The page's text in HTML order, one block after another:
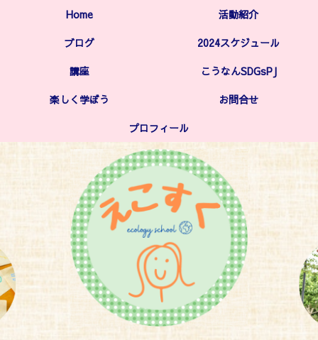
Home
活動紹介
ブログ
2024スケジュール
講座
こうなんSDGsPJ
楽しく学ぼう
お問合せ
プロフィール